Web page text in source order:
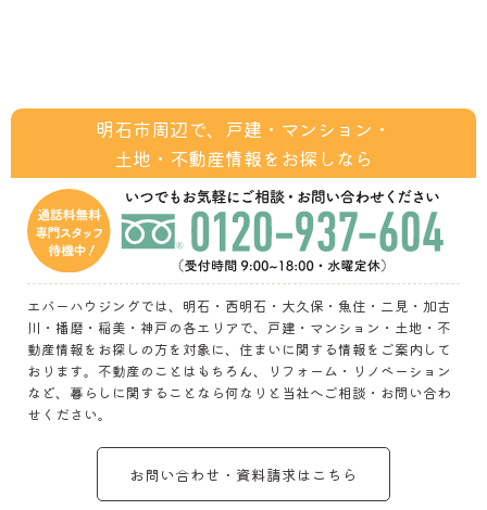
明石市周辺で、戸建・マンション・
土地・不動産情報をお探しなら
エバーハウジングでは、明石・西明石・大久保・魚住・二見・加古
川・播磨・稲美・神戸の各エリアで、戸建・マンション・土地・不
動産情報をお探しの方を対象に、住まいに関する情報をご案内して
おります。不動産のことはもちろん、リフォーム・リノベーション
など、暮らしに関することなら何なりと当社へご相談・お問い合わ
せください。
お問い合わせ・資料請求はこちら